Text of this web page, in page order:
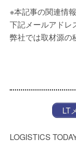
※本記事の関連情
下記メールアドレ
弊社では取材源の
LT
LOGISTICS